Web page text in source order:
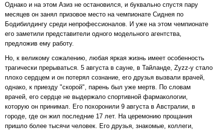
Однако и на этом Азиз не остановился, и буквально спустя пару
месяцев он занял призовое место на чемпионате Сиднея по
Бодибилдингу среди непрофессионалов. И уже на этом чемпионате
его заметили представители одного модельного агентства,
предложив ему работу.
Но, к великому сожалению, любая яркая жизнь имеет особенность
трагически прерываться. 5 августа в сауне, в Тайланде, Zyzz-у стало
плохо сердцем и он потерял сознание, его друзья вызвали врачей,
однако, к приезду "скорой", парень был уже мертв. По словам
врачей, его сердце не выдержало спортивной фармакологии,
которую он принимал. Его похоронили 9 августа в Австралии, в
городе, где он жил последние 17 лет. На церемонию прощания
пришло более тысячи человек. Его друзья, знакомые, коллеги,